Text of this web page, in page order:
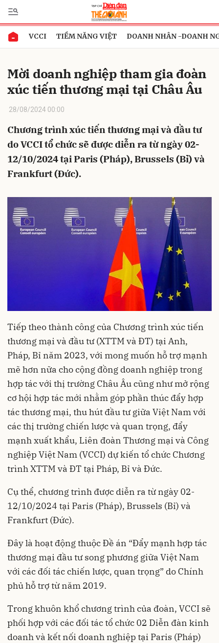
VCCI TIỀM NĂNG VIỆT DOANH NHÂN -DOANH
Mời doanh nghiệp tham gia đoàn
xúc tiến thương mại tại Châu Âu
28/08/2024 00:00
Chương trình xúc tiến thương mại và đầu tư
do VCCI tổ chức sẽ được diễn ra từ ngày 02-
12/10/2024 tại Paris (Pháp), Brussels (Bỉ) và
Frankfurt (Đức).
Tiếp theo thành công của Chương trình xúc tiến
thương mại và đầu tư (XTTM và ĐT) tại Anh,
Pháp, Bỉ năm 2023, với mong muốn hỗ trợ mạnh
mẽ hơn nữa cho cộng đồng doanh nghiệp trong
hợp tác với thị trường Châu Âu cũng như mở rộng
cơ hội hợp tác mới nhằm góp phần thúc đẩy hợp
tác thương mại, thu hút đầu tư giữa Việt Nam với
các thị trường chiến lược và quan trọng, đẩy
mạnh xuất khẩu, Liên đoàn Thương mại và Công
nghiệp Việt Nam (VCCI) dự kiến tổ chức Chương
trình XTTM và ĐT tại Pháp, Bỉ và Đức.
Cụ thể, chương trình được diễn ra từ ngày 02-
12/10/2024 tại Paris (Pháp), Brussels (Bỉ) và
Frankfurt (Đức).
Đây là hoạt động thuộc Đề án “Đẩy mạnh hợp tác
thương mại đầu tư song phương giữa Việt Nam
với các đối tác chiến lược, quan trọng” do Chính
phủ hỗ trợ từ năm 2019.
Trong khuôn khổ chương trình của đoàn, VCCI sẽ
phối hợp với các đối tác tổ chức 02 Diễn đàn kinh
doanh và kết nối doanh nghiệp tại Paris (Pháp)
Gửi bình luận
Hủy Gửi